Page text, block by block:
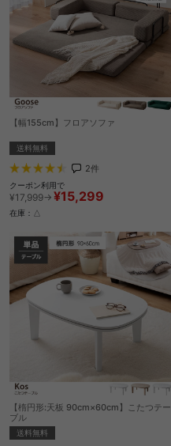
【幅155cm】フロアソファ
送料無料
2件
クーポン利用で
¥17,999→ ¥15,299
在庫：△
【楕円形:天板 90cm×60cm】こたつテー
ブル
送料無料